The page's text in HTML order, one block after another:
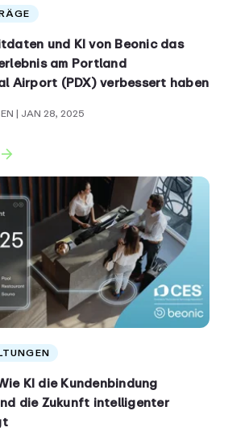
und KI von Beonic das
am Portland
Airport (PDX) verbessert haben
| JAN 28, 2025
KI die Kundenbindung
die Zukunft intelligenter